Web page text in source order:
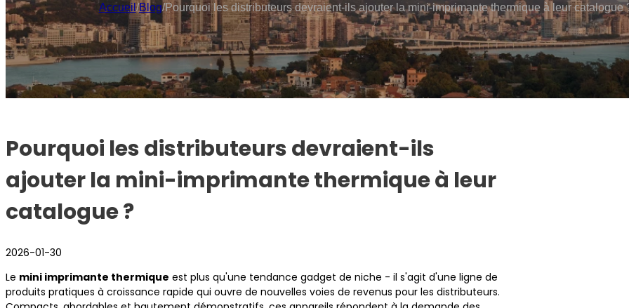
Accueil /Blog/Pourquoi les distributeurs devraient-ils ajouter la mini-imprimante thermique à leur catalogue
Pourquoi les distributeurs devraient-ils
ajouter la mini-imprimante thermique à leur
catalogue ?
2026-01-30
Le mini imprimante thermique est plus qu'une tendance gadget de niche - il s'agit d'une ligne de
produits pratiques à croissance rapide qui ouvre de nouvelles voies de revenus pour les distributeurs.